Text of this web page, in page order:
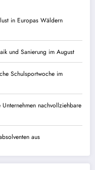
in Europas Wäldern
und Sanierung im August
Schulsportwoche im
nachvollziehbare
aus